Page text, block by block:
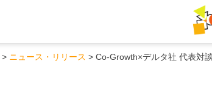
ニュース・リリース Co-Growth×デルタ社 代表対